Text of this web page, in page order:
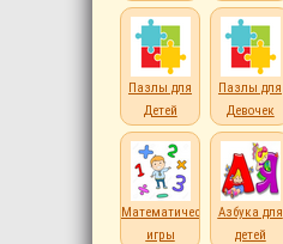
Пазлы для
Детей
Пазлы для
Девочек
Математические
игры
Азбука для
детей